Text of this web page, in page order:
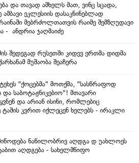
და თავად ამხელს მათ, ვინც სცადა,
ეკლესიის დასაკნინებლად
მებრძოლთათვის რაიმე შემზღუდავი
- ანდრია ჯაღმაიძე
შედეგად რუსეთში კიდევ ერთმა დიდმა
მუშაობა შეაჩერა
"ქოცებმა" მოთქმა, "სასწრაფოდ
საბოტაჟნიკებიო"! მთავარი
და არიან ისინი, რომლებიც
ტაშის კვრით იქლეცენ ხელებს - ირაკლი
ნაწილობრივ აღდგა დ უახლოეს
აღდგება - სახელმწიფო